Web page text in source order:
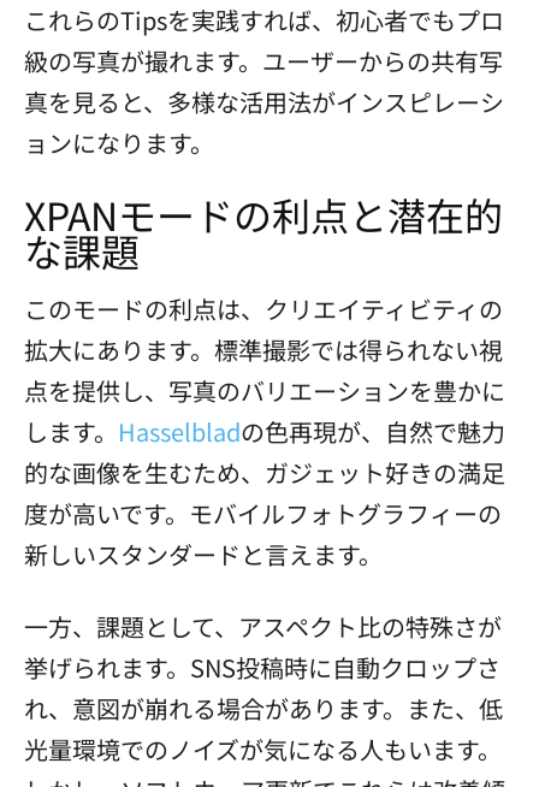
これらのTipsを実践すれば、初心者でもプロ
級の写真が撮れます。ユーザーからの共有写
真を見ると、多様な活用法がインスピレーシ
ョンになります。
XPANモードの利点と潜在的
な課題
このモードの利点は、クリエイティビティの
拡大にあります。標準撮影では得られない視
点を提供し、写真のバリエーションを豊かに
します。 Hasselbladの色再現が、自然で魅力
的な画像を生むため、ガジェット好きの満足
度が高いです。モバイルフォトグラフィーの
新しいスタンダードと言えます。
一方、課題として、アスペクト比の特殊さが
挙げられます。SNS投稿時に自動クロップさ
れ、意図が崩れる場合があります。また、低
光量環境でのノイズが気になる人もいます。